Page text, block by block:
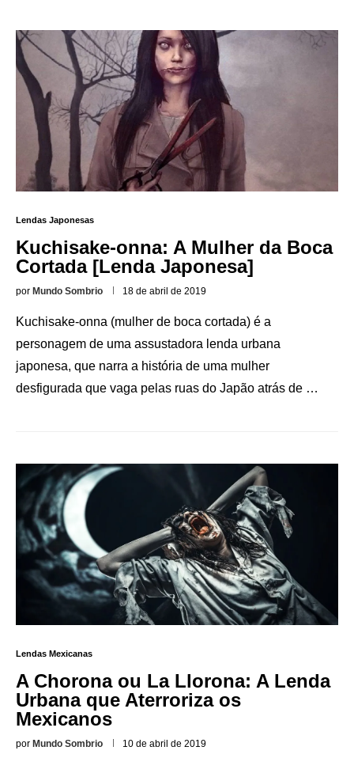
Lendas Japonesas
Kuchisake-onna: A Mulher da Boca
Cortada [Lenda Japonesa]
por Mundo Sombrio 18 de abril de 2019
Kuchisake-onna (mulher de boca cortada) é a
personagem de uma assustadora lenda urbana
japonesa, que narra a história de uma mulher
desfigurada que vaga pelas ruas do Japão atrás de …
Lendas Mexicanas
A Chorona ou La Llorona: A Lenda
Urbana que Aterroriza os
Mexicanos
por Mundo Sombrio 10 de abril de 2019